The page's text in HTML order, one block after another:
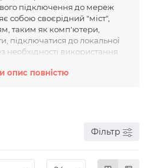
підключення до мереж
собою своєрідний "міст",
таким як комп'ютери,
підключатися до локальної
необхідності використання
даних в певному радіусі дії.
опис повністю
Фільтр